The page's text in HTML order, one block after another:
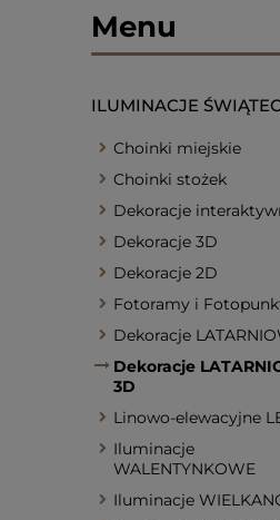
Menu
ILUMINACJE
Choinki miejskie
Choinki stożek
Dekoracje
Dekoracje 3D
Dekoracje 2D
Fotoramy i
Dekoracje
Dekoracje
3D
Linowo-elewacyjne
Iluminacje
WALENTYNKOWE
Iluminacje